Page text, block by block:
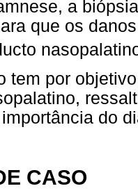
a
que os
tem por
do
CASO